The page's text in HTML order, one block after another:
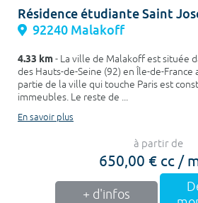
Résidence étudiante Saint
92240 Malakoff
4.33 km- La ville de Malakoff est située
des Hauts-de-Seine (92) en Île-de-France
partie de la ville qui touche Paris est
immeubles. Le reste de ...
En savoir plus
à partir de
650,00 € cc /
+ d'infos